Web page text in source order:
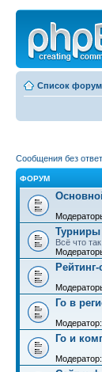
Список
Сообщения без
ФОРУМ
Турниры
Всё что
Рейтинг-
Го в
Модератор:
Го и
Модератор: